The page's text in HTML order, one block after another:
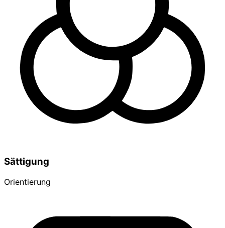
Sättigung
Orientierung